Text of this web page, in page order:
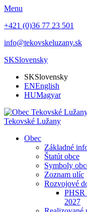
Menu
+421 (0)36 77 23 501
info@tekovskeluzany.sk
SKSlovensky
SKSlovensky
ENEnglish
HUMagyar
Tekovské Lužany
Obec
Základné
Štatút obce
Symboly
Zoznam ulíc
Rozvojové
PHSR
2027